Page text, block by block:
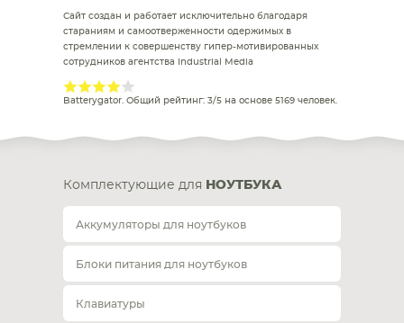
Сайт создан и работает исключительно благодаря
стараниям и самоотверженности одержимых в
стремлении к совершенству гипер-мотивированных
сотрудников агентства Industrial Media
Batterygator. Общий рейтинг: 3/5 на основе 5169 человек.
Комплектующие для НОУТБУКА
Аккумуляторы для ноутбуков
Блоки питания для ноутбуков
Клавиатуры